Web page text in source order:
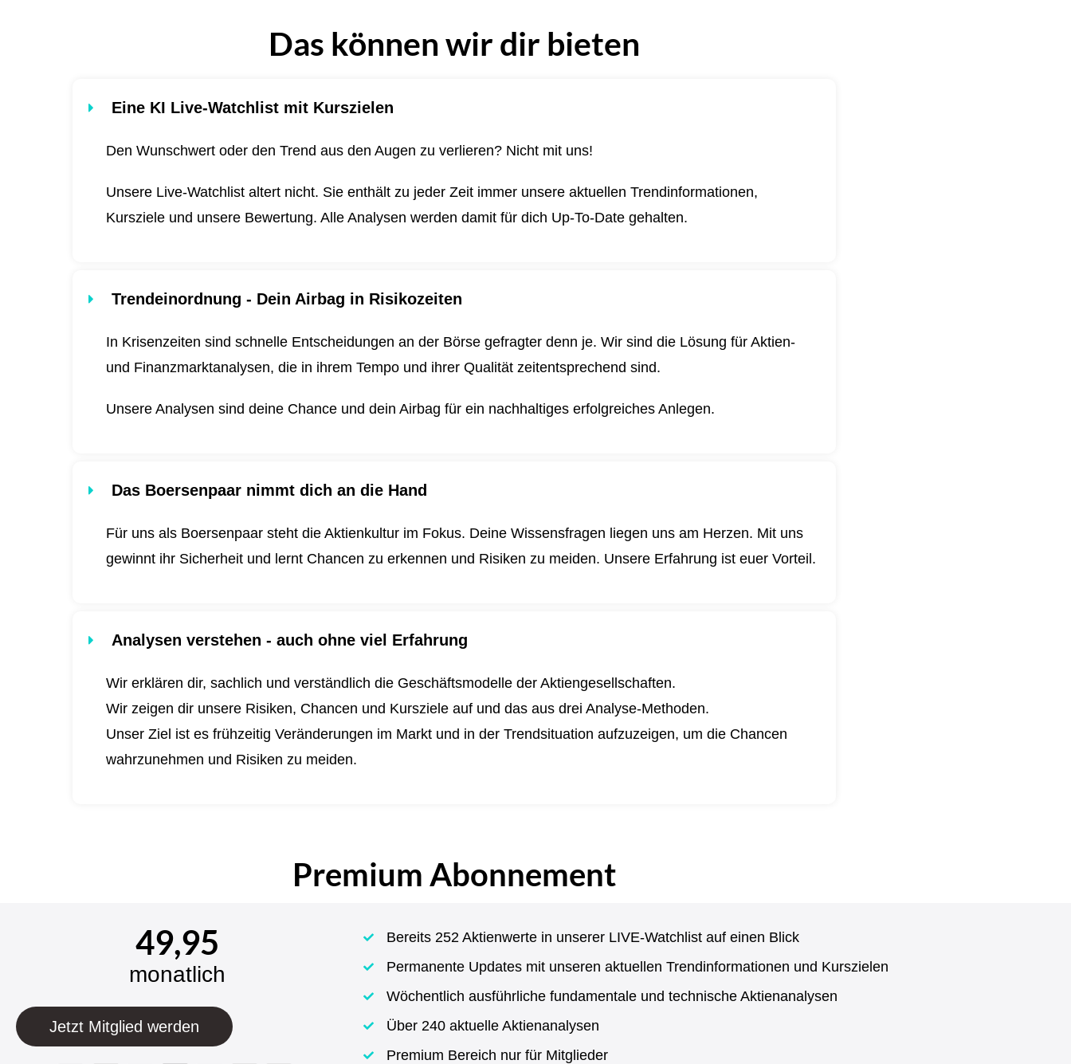
Das können wir dir bieten
Eine KI Live-Watchlist mit Kurszielen
Den Wunschwert oder den Trend aus den Augen zu verlieren? Nicht mit uns!
Unsere Live-Watchlist altert nicht. Sie enthält zu jeder Zeit immer unsere aktuellen Trendinformationen,
Kursziele und unsere Bewertung. Alle Analysen werden damit für dich Up-To-Date gehalten.
Trendeinordnung - Dein Airbag in Risikozeiten
In Krisenzeiten sind schnelle Entscheidungen an der Börse gefragter denn je. Wir sind die Lösung für Aktien-
und Finanzmarktanalysen, die in ihrem Tempo und ihrer Qualität zeitentsprechend sind.
Unsere Analysen sind deine Chance und dein Airbag für ein nachhaltiges erfolgreiches Anlegen.
Das Boersenpaar nimmt dich an die Hand
Für uns als Boersenpaar steht die Aktienkultur im Fokus. Deine Wissensfragen liegen uns am Herzen. Mit uns
gewinnt ihr Sicherheit und lernt Chancen zu erkennen und Risiken zu meiden. Unsere Erfahrung ist euer Vorteil.
Analysen verstehen - auch ohne viel Erfahrung
Wir erklären dir, sachlich und verständlich die Geschäftsmodelle der Aktiengesellschaften.
Wir zeigen dir unsere Risiken, Chancen und Kursziele auf und das aus drei Analyse-Methoden.
Unser Ziel ist es frühzeitig Veränderungen im Markt und in der Trendsituation aufzuzeigen, um die Chancen
wahrzunehmen und Risiken zu meiden.
Premium Abonnement
49,95
monatlich
Jetzt Mitglied werden
Bereits 252 Aktienwerte in unserer LIVE-Watchlist auf einen Blick
Permanente Updates mit unseren aktuellen Trendinformationen und Kurszielen
Wöchentlich ausführliche fundamentale und technische Aktienanalysen
Über 240 aktuelle Aktienanalysen
Premium Bereich nur für Mitglieder